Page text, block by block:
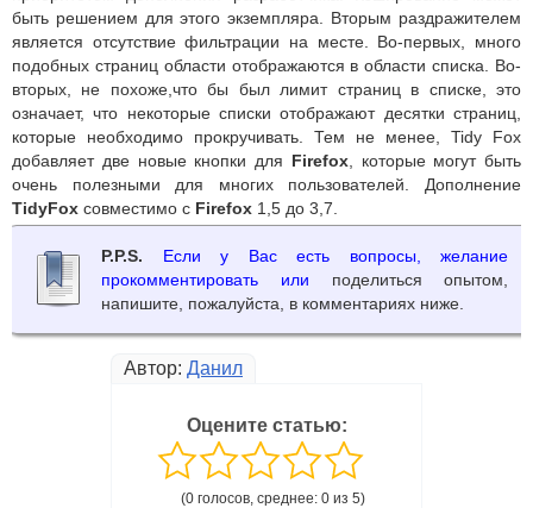
быть решением для этого экземпляра. Вторым раздражителем
является отсутствие фильтрации на месте. Во-первых, много
подобных страниц области отображаются в области списка. Во-
вторых, не похоже,что бы был лимит страниц в списке, это
означает, что некоторые списки отображают десятки страниц,
которые необходимо прокручивать. Тем не менее, Tidy Fox
добавляет две новые кнопки для Firefox, которые могут быть
очень полезными для многих пользователей. Дополнение
TidyFox совместимо с Firefox 1,5 до 3,7.
P.P.S.
Если у Вас есть вопросы, желание
прокомментировать или поделиться опытом,
напишите, пожалуйста, в комментариях ниже.
Автор: Данил
Оцените статью:
(0 голосов, среднее: 0 из 5)